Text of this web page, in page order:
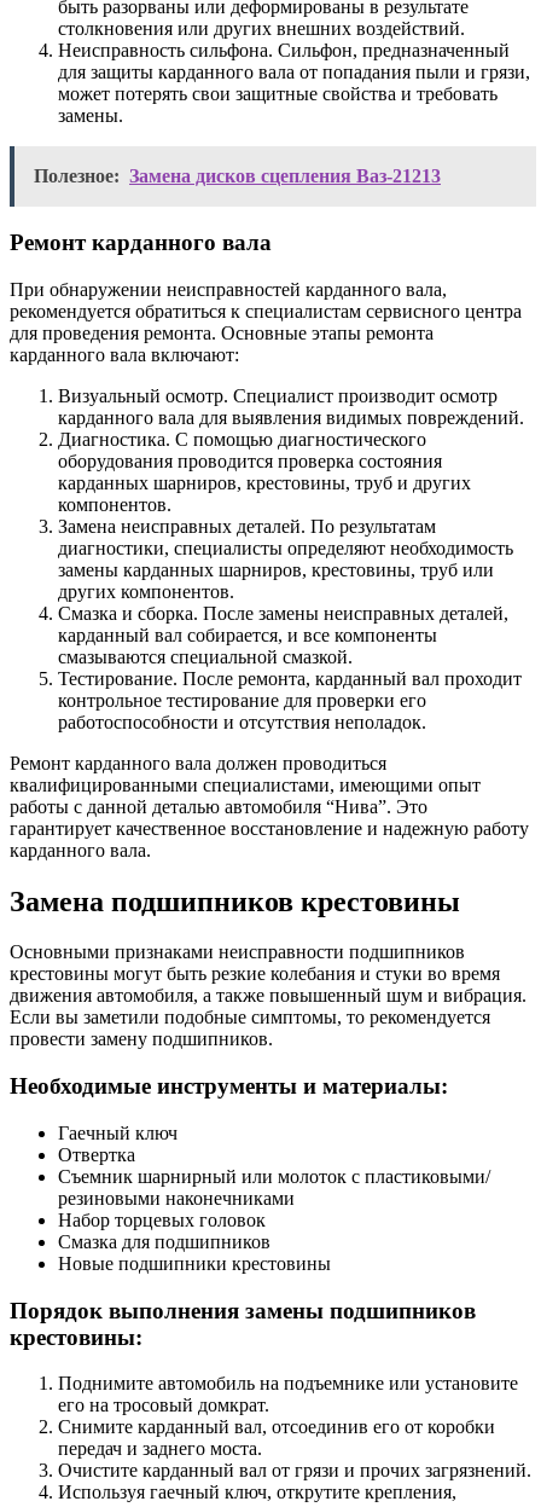
быть разорваны или деформированы в результате
столкновения или других внешних воздействий.
Неисправность сильфона. Сильфон, предназначенный
для защиты карданного вала от попадания пыли и грязи,
может потерять свои защитные свойства и требовать
замены.
Полезное: Замена дисков сцепления Ваз-21213
Ремонт карданного вала
При обнаружении неисправностей карданного вала,
рекомендуется обратиться к специалистам сервисного центра
для проведения ремонта. Основные этапы ремонта
карданного вала включают:
Визуальный осмотр. Специалист производит осмотр
карданного вала для выявления видимых повреждений.
Диагностика. С помощью диагностического
оборудования проводится проверка состояния
карданных шарниров, крестовины, труб и других
компонентов.
Замена неисправных деталей. По результатам
диагностики, специалисты определяют необходимость
замены карданных шарниров, крестовины, труб или
других компонентов.
Смазка и сборка. После замены неисправных деталей,
карданный вал собирается, и все компоненты
смазываются специальной смазкой.
Тестирование. После ремонта, карданный вал проходит
контрольное тестирование для проверки его
работоспособности и отсутствия неполадок.
Ремонт карданного вала должен проводиться
квалифицированными специалистами, имеющими опыт
работы с данной деталью автомобиля “Нива”. Это
гарантирует качественное восстановление и надежную работу
карданного вала.
Замена подшипников крестовины
Основными признаками неисправности подшипников
крестовины могут быть резкие колебания и стуки во время
движения автомобиля, а также повышенный шум и вибрация.
Если вы заметили подобные симптомы, то рекомендуется
провести замену подшипников.
Необходимые инструменты и материалы:
Гаечный ключ
Отвертка
Съемник шарнирный или молоток с пластиковыми/
резиновыми наконечниками
Набор торцевых головок
Смазка для подшипников
Новые подшипники крестовины
Порядок выполнения замены подшипников
крестовины:
Поднимите автомобиль на подъемнике или установите
его на тросовый домкрат.
Снимите карданный вал, отсоединив его от коробки
передач и заднего моста.
Очистите карданный вал от грязи и прочих загрязнений.
Используя гаечный ключ, открутите крепления,